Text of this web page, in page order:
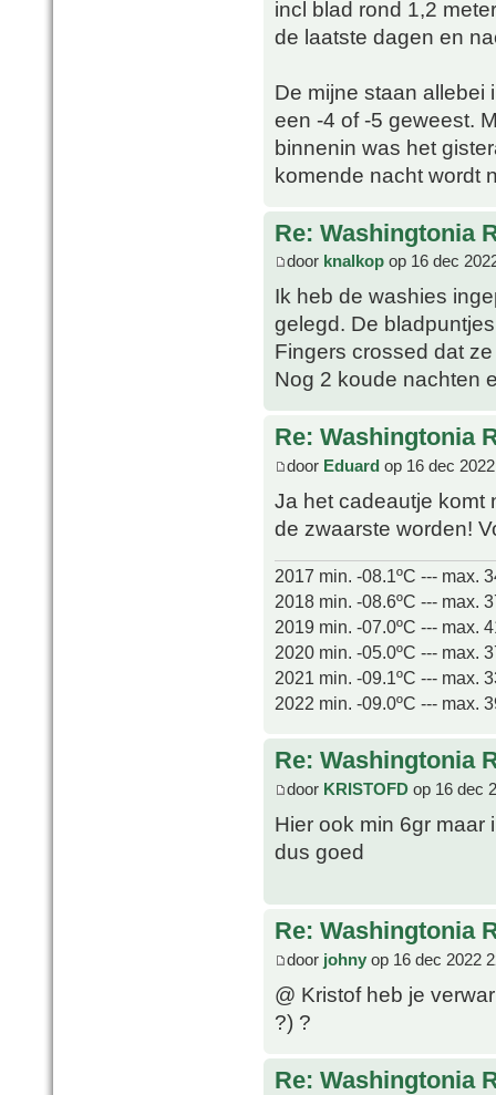
incl blad rond 1,2
de laatste dagen en
De mijne staan allebei
een -4 of -5 geweest.
binnenin was het
komende nacht wordt
Re: Washingtonia
door knalkop op 16 dec
Ik heb de washies
gelegd. De
Fingers crossed dat
Nog 2 koude nachten
Re: Washingtonia
door Eduard op 16 dec
Ja het cadeautje komt
de zwaarste worden!
2017 min. -08.1ºC --- max.
2018 min. -08.6ºC --- max.
2019 min. -07.0ºC --- max.
2020 min. -05.0ºC --- max.
2021 min. -09.1ºC --- max.
2022 min. -09.0ºC --- max.
Re: Washingtonia
door KRISTOFD op 16 dec
Hier ook min 6gr maar
dus goed
Re: Washingtonia
door johny op 16 dec 2022
@ Kristof heb je
?) ?
Re: Washingtonia